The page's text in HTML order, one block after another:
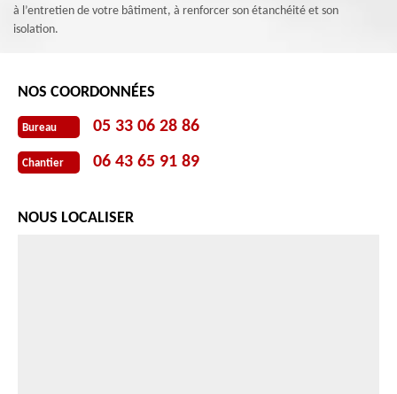
à l’entretien de votre bâtiment, à renforcer son étanchéité et son
isolation.
NOS COORDONNÉES
Bureau 05 33 06 28 86
Chantier 06 43 65 91 89
NOUS LOCALISER